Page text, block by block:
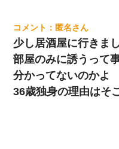
匿名
少し居酒屋に行きま
部屋のみに誘うって
分かってないのかよ
36歳独身の理由はそこ